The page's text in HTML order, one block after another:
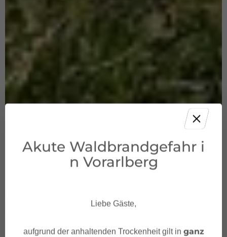
Akute Waldbrandgefahr i
n Vorarlberg
Liebe Gäste,
aufgrund der anhaltenden Trockenheit gilt in ganz